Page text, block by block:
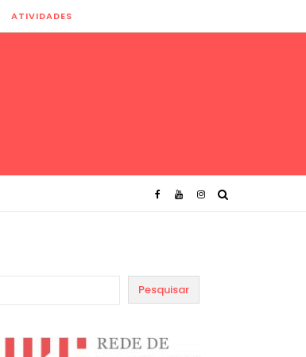
ATIVIDADES
Pesquisar